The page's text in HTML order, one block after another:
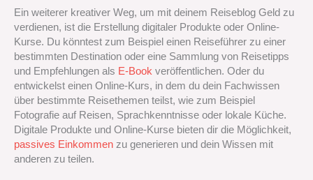
Ein weiterer kreativer Weg, um mit deinem Reiseblog Geld zu
verdienen, ist die Erstellung digitaler Produkte oder Online-
Kurse. Du könntest zum Beispiel einen Reiseführer zu einer
bestimmten Destination oder eine Sammlung von Reisetipps
und Empfehlungen als E-Book veröffentlichen. Oder du
entwickelst einen Online-Kurs, in dem du dein Fachwissen
über bestimmte Reisethemen teilst, wie zum Beispiel
Fotografie auf Reisen, Sprachkenntnisse oder lokale Küche.
Digitale Produkte und Online-Kurse bieten dir die Möglichkeit,
passives Einkommen zu generieren und dein Wissen mit
anderen zu teilen.